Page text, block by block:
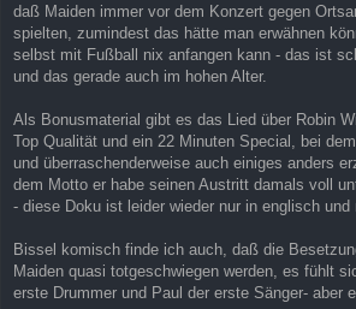
daß Maiden immer vor dem Konzert gegen
spielten, zumindest das hätte man erwähnen
selbst mit Fußball nix anfangen kann - das ist
und das gerade auch im hohen Alter.
Als Bonusmaterial gibt es das Lied über Robin
Top Qualität und ein 22 Minuten Special, bei
und überraschenderweise auch einiges anders
dem Motto er habe seinen Austritt damals voll
- diese Doku ist leider wieder nur in englisch und
Bissel komisch finde ich auch, daß die
Maiden quasi totgeschwiegen werden, es fühlt
erste Drummer und Paul der erste Sänger- aber